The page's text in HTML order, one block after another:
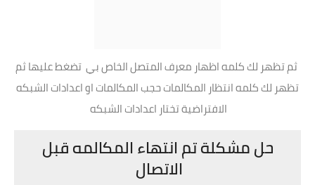
ثم تظهر لك كلمه اظهار معرف المتصل الخاص بي تضغط عليها ثم
تظهر لك كلمه انتظار المكالمات حجب المكالمات او اعدادات الشبكه
الافتراضية تختار اعدادات الشبكه
حل مشكلة تم انتهاء المكالمه قبل
الاتصال